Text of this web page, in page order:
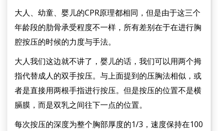
大人、幼童、婴儿的CPR原理都相同，但是由于这三个
年龄段的肋骨承受程度不一样，所有差别在于在进行胸
腔按压的时候的力度与手法。
大人我们这边就不讲了，婴儿的话，我们可以用两个拇
指代替成人的双手按压。与上面提到的压胸法相似，或
者是直接用两根手指进行按压。但是按压的位置不是横
膈膜，而是双乳之间往下一点的位置。
每次按压的深度为整个胸部厚度的1/3，速度保持在100